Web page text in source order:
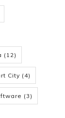
(12)
City (4)
(3)